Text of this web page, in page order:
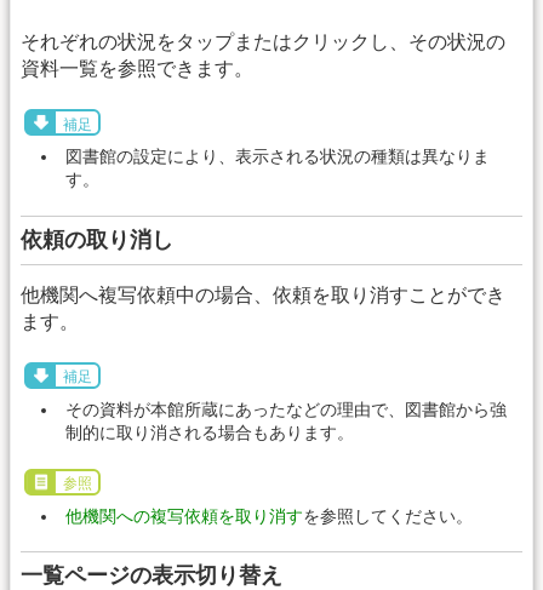
それぞれの状況をタップまたはクリックし、その状況の
資料一覧を参照できます。
補足
図書館の設定により、表示される状況の種類は異なりま
す。
依頼の取り消し
他機関へ複写依頼中の場合、依頼を取り消すことができ
ます。
補足
その資料が本館所蔵にあったなどの理由で、図書館から強
制的に取り消される場合もあります。
参照
他機関への複写依頼を取り消すを参照してください。
一覧ページの表示切り替え